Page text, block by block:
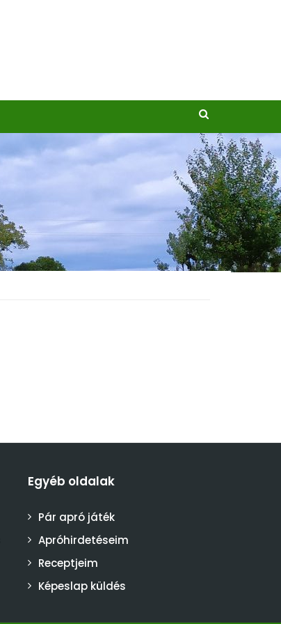
Egyéb oldalak
Pár apró játék
Apróhirdetéseim
Receptjeim
Képeslap küldés